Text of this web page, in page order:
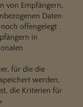
von Empfängern,
Daten
offengelegt
in
für die die
werden,
die Kriterien für